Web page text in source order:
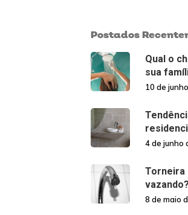
Postados
Qual o
sua
10 de
4 de junho
Torneira
nessas
8 de maio